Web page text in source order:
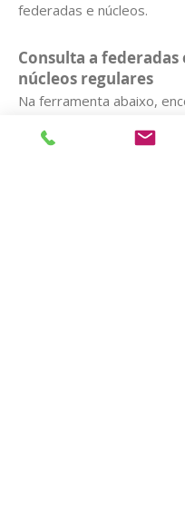
federadas e núcleos.
Consulta a federadas
núcleos regulares
Na ferramenta abaixo,
federadas e núcleos
estado. Você encontra